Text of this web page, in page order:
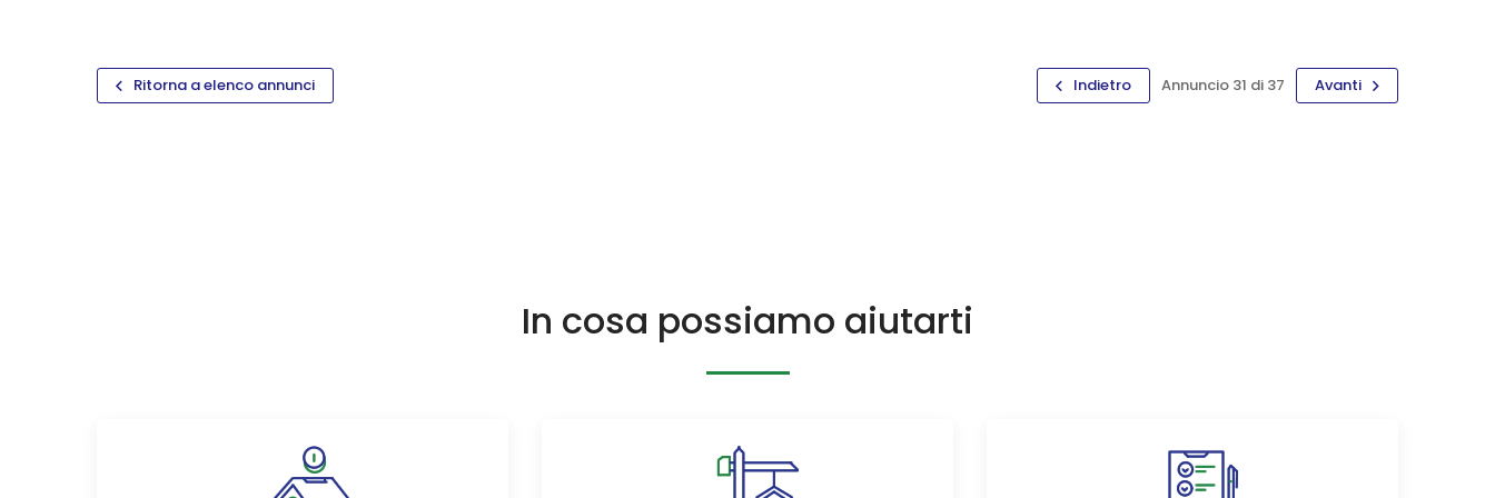
Ritorna a elenco annunci Indietro Annuncio 31 di 37 Avanti
In cosa possiamo aiutarti